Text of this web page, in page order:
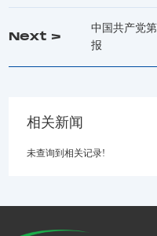
Next >
中国共产党
报
相关新闻
未查询到相关记录!